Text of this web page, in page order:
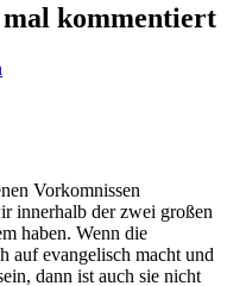
kommentiert
Vorkomnissen
innerhalb der zwei großen
haben. Wenn die
auf evangelisch macht und
dann ist auch sie nicht